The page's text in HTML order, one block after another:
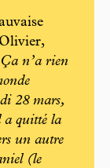
Ça n’a rien
28 mars,
a quitté la
un autre
(le